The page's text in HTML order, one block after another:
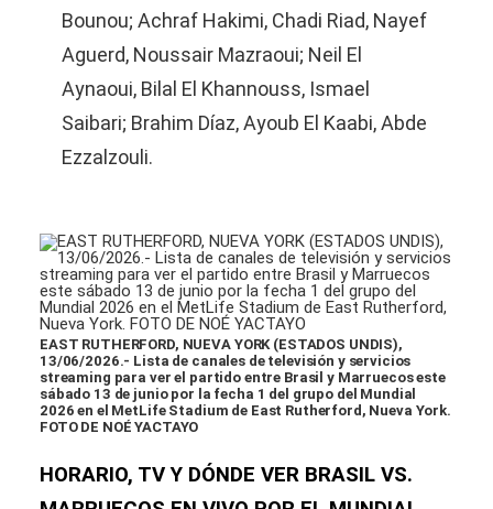
Bounou; Achraf Hakimi, Chadi Riad, Nayef
Aguerd, Noussair Mazraoui; Neil El
Aynaoui, Bilal El Khannouss, Ismael
Saibari; Brahim Díaz, Ayoub El Kaabi, Abde
Ezzalzouli.
EAST RUTHERFORD, NUEVA YORK (ESTADOS UNDIS),
13/06/2026.- Lista de canales de televisión y servicios
streaming para ver el partido entre Brasil y Marruecos este
sábado 13 de junio por la fecha 1 del grupo del Mundial
2026 en el MetLife Stadium de East Rutherford, Nueva York.
FOTO DE NOÉ YACTAYO
HORARIO, TV Y DÓNDE VER BRASIL VS.